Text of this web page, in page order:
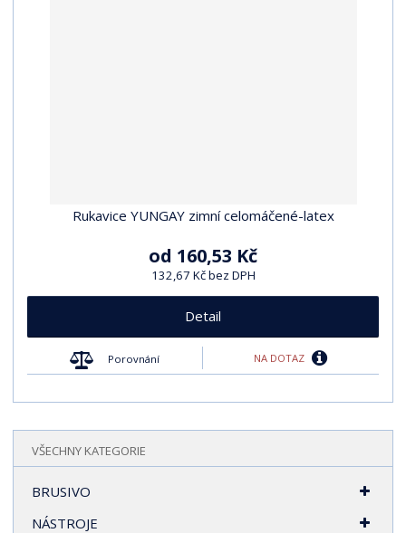
Rukavice YUNGAY zimní celomáčené-latex
od 160,53 Kč
132,67 Kč bez DPH
Detail
Porovnání NA DOTAZ
VŠECHNY KATEGORIE
BRUSIVO
NÁSTROJE